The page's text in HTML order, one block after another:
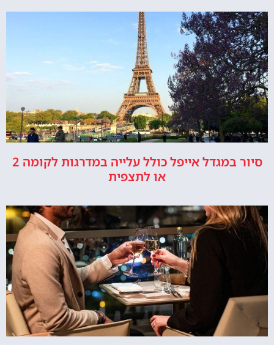
סיור במגדל אייפל כולל עלייה במדרגות לקומה 2
או לתצפית